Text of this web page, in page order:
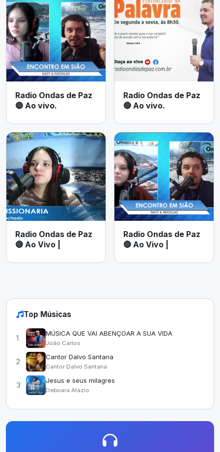
Radio Ondas de Paz
🔴 Ao vivo.
Radio Ondas de Paz
🔴 Ao vivo.
Radio Ondas de Paz
🔴 Ao Vivo |
Radio Ondas de Paz
🔴 Ao Vivo |
Top Músicas
1 MÚSICA QUE VAI ABENÇOAR A SUA VIDA
João Carlos
2 Cantor Dalvo Santana
Cantor Dalvo Santana
3 Jesus e seus milagres
Deboara Atazio